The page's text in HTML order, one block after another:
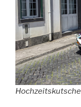
Hochzeitskutsche